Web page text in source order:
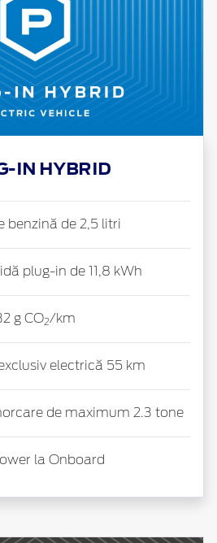
IN HYBRID
benzină de 2,5 litri
plug-in de 11,8 kWh
g CO2/km
electrică 55 km
de maximum 2.3 tone
la Onboard